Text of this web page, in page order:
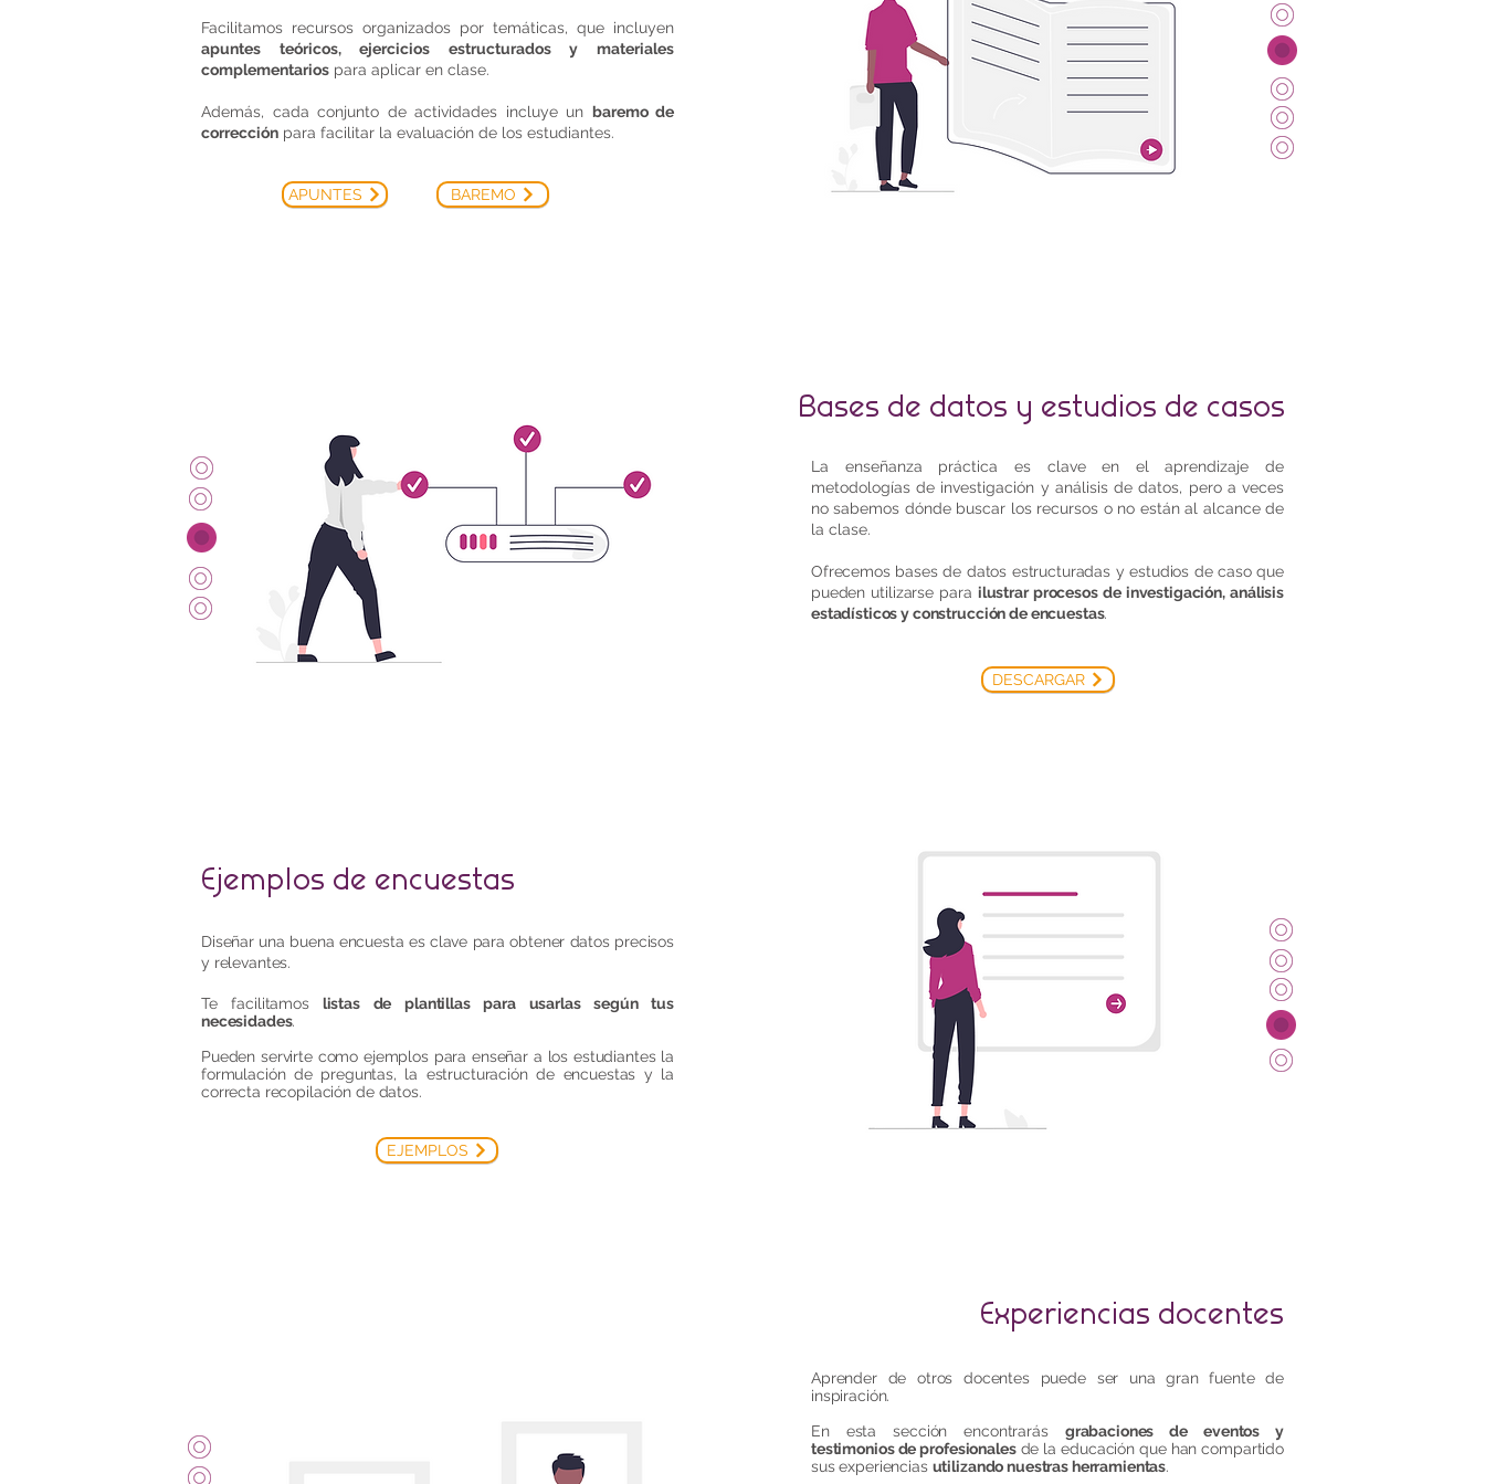
Facilitamos recursos organizados por temáticas, que incluyen
apuntes teóricos, ejercicios estructurados y materiales
complementarios para aplicar en clase.
Además, cada conjunto de actividades incluye un baremo de
corrección para facilitar la evaluación de los estudiantes.
APUNTES BAREMO
Bases de datos y estudios de casos
La enseñanza práctica es clave en el aprendizaje de
metodologías de investigación y análisis de datos, pero a veces
no sabemos dónde buscar los recursos o no están al alcance de
la clase.
Ofrecemos bases de datos estructuradas y estudios de caso que
pueden utilizarse para ilustrar procesos de investigación, análisis
estadísticosy construcción de encuestas.
DESCARGAR
Ejemplos de encuestas
Diseñar una buena encuesta es clave para obtener datos precisos
y relevantes.
Te facilitamoslistas de plantillas para usarlas según tus
necesidades.
Pueden servirte como ejemplos para enseñar a los estudiantes la
formulación de preguntas, la estructuración de encuestas y la
correcta recopilación de datos.
EJEMPLOS
Experiencias docentes
Aprender de otros docentes puede ser una gran fuente de
inspiración.
En esta sección encontrarás grabaciones de eventos y
testimonios de profesionalesde la educación que han compartido
sus experiencias utilizando nuestras herramientas.